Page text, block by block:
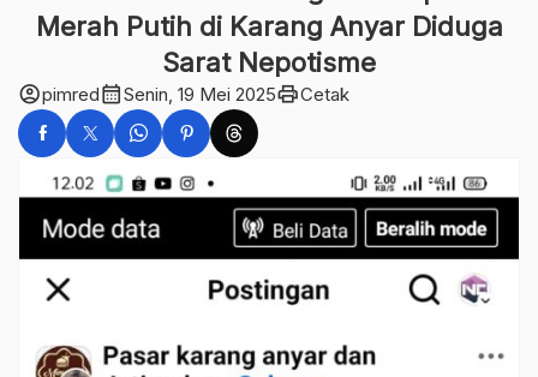
Merah Putih di Karang Anyar Diduga
Sarat Nepotisme
account_circlepimredcalendar_monthSenin, 19 Mei 2025printCetak